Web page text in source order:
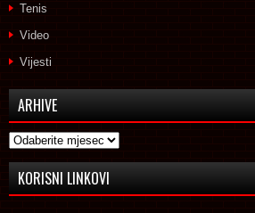
Tenis
Video
Vijesti
ARHIVE
Arhive
KORISNI LINKOVI